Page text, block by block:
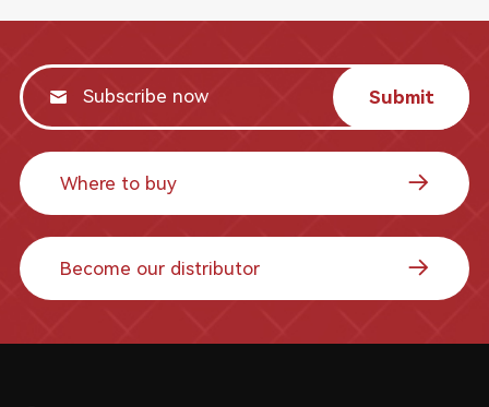
Submit
Where to buy
Become our distributor